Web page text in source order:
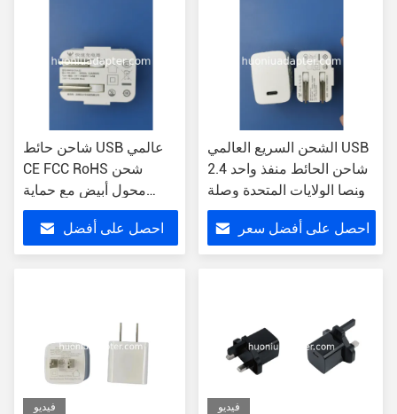
شاحن حائط USB عالمي
CE FCC RoHS شحن
محول أبيض مع حماية
الدائرة القصيرة
احصل على أفضل
الشحن السريع العالمي USB
شاحن الحائط منفذ واحد 2.4
أونصا الولايات المتحدة وصلة
مع حماية أكثر من التيار
احصل على أفضل سعر
فيديو فيديو